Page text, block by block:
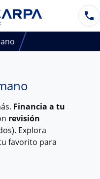
Financia a tu
revisión
Explora
favorito para